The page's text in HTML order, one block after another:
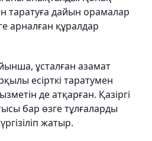
таратуға дайын орамалар
арналған құралдар
ұсталған азамат
есірткі таратумен
де атқарған. Қазіргі
бар өзге тұлғаларды
жатыр.